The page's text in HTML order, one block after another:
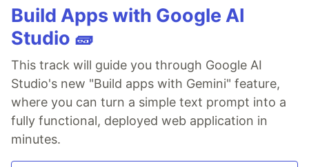
Build Apps with Google AI
Studio 🧱
This track will guide you through Google AI
Studio's new "Build apps with Gemini" feature,
where you can turn a simple text prompt into a
fully functional, deployed web application in
minutes.